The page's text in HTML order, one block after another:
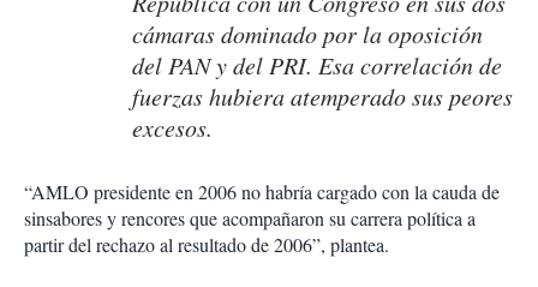
cámaras dominado por la oposición
del PAN y del PRI. Esa correlación de
fuerzas hubiera atemperado sus peores
excesos.
“AMLO presidente en 2006 no habría cargado con la cauda de
sinsabores y rencores que acompañaron su carrera política a
partir del rechazo al resultado de 2006”, plantea.